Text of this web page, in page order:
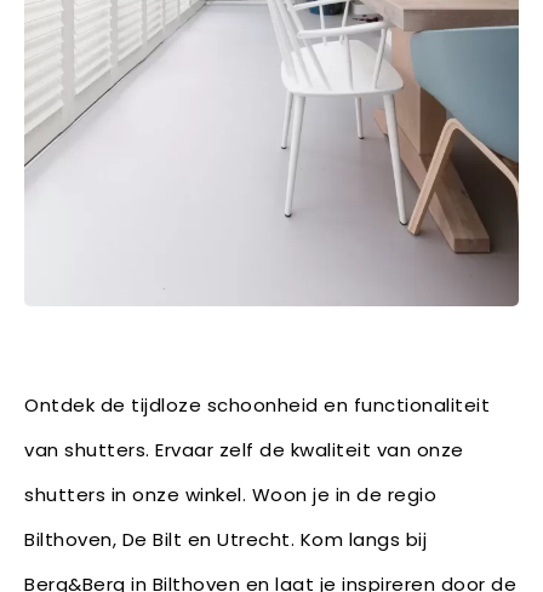
Ontdek de tijdloze schoonheid en functionaliteit
van shutters. Ervaar zelf de kwaliteit van onze
shutters in onze winkel. Woon je in de regio
Bilthoven, De Bilt en Utrecht. Kom langs bij
Berg&Berg in Bilthoven en laat je inspireren door de